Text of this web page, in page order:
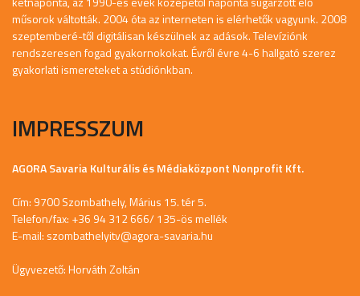
műsorok váltották. 2004 óta az interneten is elérhetők vagyunk. 2008
szeptemberé-től digitálisan készülnek az adások. Televíziónk
rendszeresen fogad gyakornokokat. Évről évre 4-6 hallgató szerez
gyakorlati ismereteket a stúdiónkban.
IMPRESSZUM
AGORA Savaria Kulturális és Médiaközpont Nonprofit Kft.
Cím: 9700 Szombathely, Márius 15. tér 5.
Telefon/fax: +36 94 312 666/ 135-ös mellék
E-mail: szombathelyitv@agora-savaria.hu
Ügyvezető: Horváth Zoltán